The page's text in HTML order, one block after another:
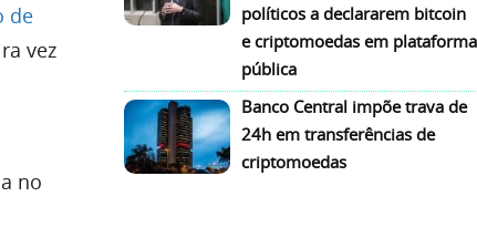
de
vez
no
políticos a declararem bitcoin
e criptomoedas em plataforma
pública
Banco Central impõe trava de
24h em transferências de
criptomoedas